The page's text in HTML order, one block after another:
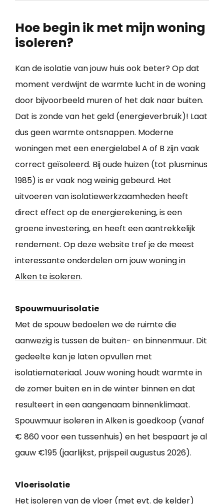
Hoe begin ik met mijn woning
isoleren?
Kan de isolatie van jouw huis ook beter? Op dat
moment verdwijnt de warmte lucht in de woning
door bijvoorbeeld muren of het dak naar buiten.
Dat is zonde van het geld (energieverbruik)! Laat
dus geen warmte ontsnappen. Moderne
woningen met een energielabel A of B zijn vaak
correct geïsoleerd. Bij oude huizen (tot plusminus
1985) is er vaak nog weinig gebeurd. Het
uitvoeren van isolatiewerkzaamheden heeft
direct effect op de energierekening, is een
groene investering, en heeft een aantrekkelijk
rendement. Op deze website tref je de meest
interessante onderdelen om jouwwoning in
Alken te isoleren.
Spouwmuurisolatie
Met de spouw bedoelen we de ruimte die
aanwezig is tussen de buiten- en binnenmuur. Dit
gedeelte kan je laten opvullen met
isolatiemateriaal. Jouw woning houdt warmte in
de zomer buiten en in de winter binnen en dat
resulteert in een aangenaam binnenklimaat.
Spouwmuur isoleren in Alken is goedkoop (vanaf
€ 860 voor een tussenhuis) en het bespaart je al
gauw €195 (jaarlijkst, prijspeil augustus 2026).
Vloerisolatie
Het isoleren van de vloer (met evt. de kelder)